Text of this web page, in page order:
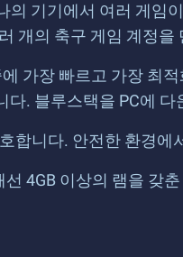
기기에서 여러 게임
개의 축구 게임 계정
가장 빠르고 가장 최
다. 블루스택을 PC에
합니다. 안전한 환경에
4GB 이상의 램을 갖